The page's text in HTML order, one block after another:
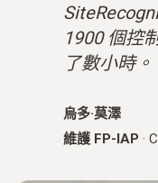
1900 個控
了數小時。
烏多·莫澤
維護 FP-IAP ·